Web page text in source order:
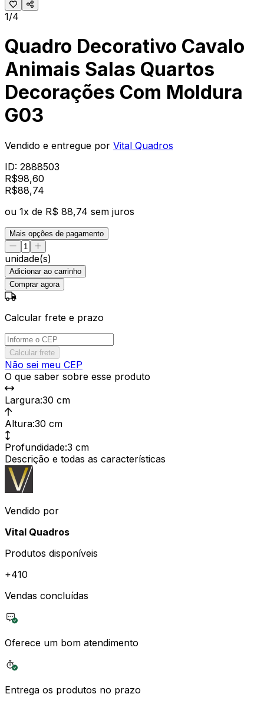
1/4
Quadro Decorativo Cavalo
Animais Salas Quartos
Decorações Com Moldura
G03
Vendido e entregue por Vital Quadros
ID: 2888503
R$98,60
R$88,74
ou 1x de R$ 88,74 sem juros
Mais opções de pagamento
unidade(s)
Adicionar ao carrinho
Comprar agora
Calcular frete e prazo
Calcular frete
Não sei meu CEP
O que saber sobre esse produto
Largura:30 cm
Altura:30 cm
Profundidade:3 cm
Descrição e todas as características
Vendido por
Vital Quadros
Produtos disponíveis
+410
Vendas concluídas
Oferece um bom atendimento
Entrega os produtos no prazo